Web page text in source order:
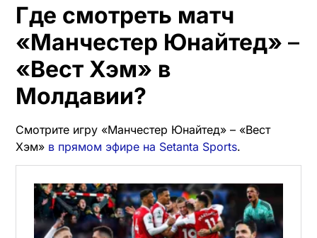
Где смотреть матч
«Манчестер Юнайтед» –
«Вест Хэм» в
Молдавии?
Смотрите игру «Манчестер Юнайтед» – «Вест
Хэм» в прямом эфире на Setanta Sports.